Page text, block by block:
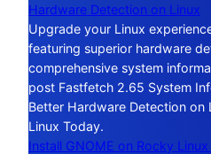
Hardware Detection on Linux
Upgrade your Linux
featuring superior hardware
comprehensive system
post Fastfetch 2.65 System
Better Hardware Detection on
Linux Today.
Install GNOME on Rocky